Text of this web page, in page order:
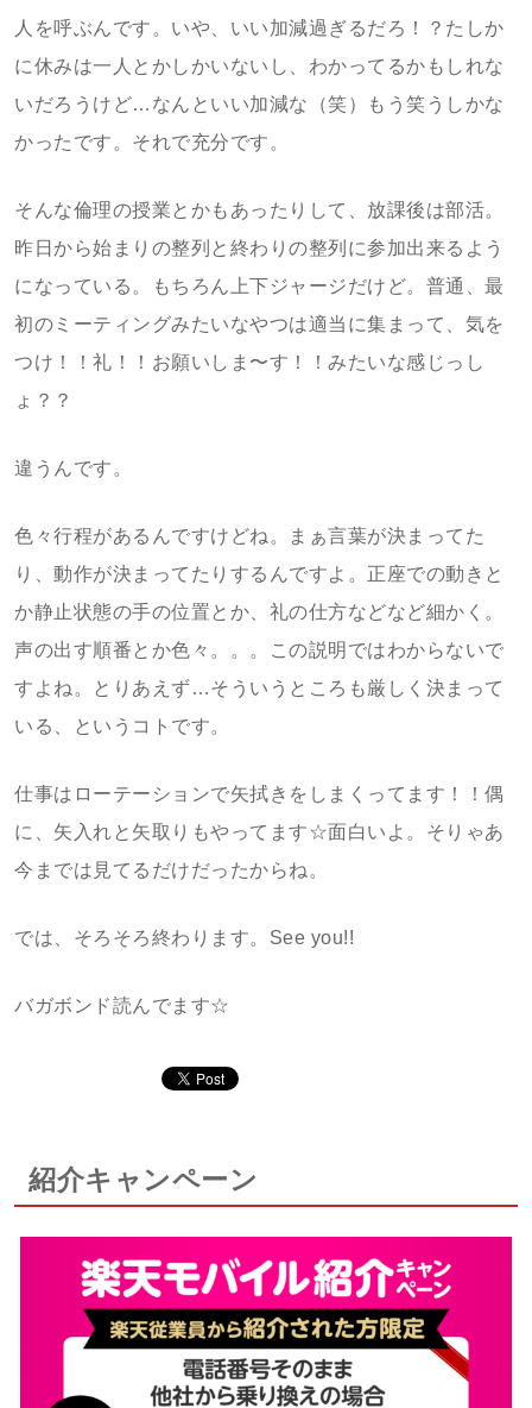
人を呼ぶんです。いや、いい加減過ぎるだろ！？たしか
に休みは一人とかしかいないし、わかってるかもしれな
いだろうけど…なんといい加減な（笑）もう笑うしかな
かったです。それで充分です。
そんな倫理の授業とかもあったりして、放課後は部活。
昨日から始まりの整列と終わりの整列に参加出来るよう
になっている。もちろん上下ジャージだけど。普通、最
初のミーティングみたいなやつは適当に集まって、気を
つけ！！礼！！お願いしま〜す！！みたいな感じっし
ょ？？
違うんです。
色々行程があるんですけどね。まぁ言葉が決まってた
り、動作が決まってたりするんですよ。正座での動きと
か静止状態の手の位置とか、礼の仕方などなど細かく。
声の出す順番とか色々。。。この説明ではわからないで
すよね。とりあえず…そういうところも厳しく決まって
いる、というコトです。
仕事はローテーションで矢拭きをしまくってます！！偶
に、矢入れと矢取りもやってます☆面白いよ。そりゃあ
今までは見てるだけだったからね。
では、そろそろ終わります。See you!!
バガボンド読んでます☆
紹介キャンペーン